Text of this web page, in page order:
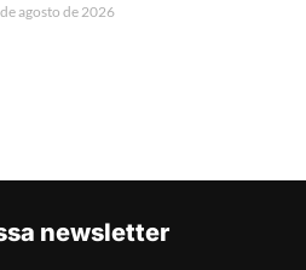
agosto de 2026
newsletter